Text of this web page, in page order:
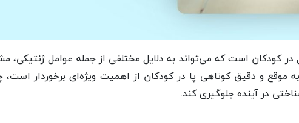
کودکان است که می‌تواند به دلایل مختلفی از جمله عوامل ژنتیکی،
موقع و دقیق کوتاهی پا در کودکان از اهمیت ویژه‌ای برخوردار است،
در آینده جلوگیری کند.